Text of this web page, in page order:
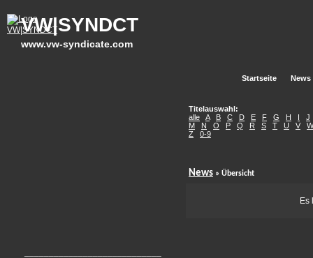
VW|SYNDCT
www.vw-syndicate.com
Startseite News
Titelauswahl:
alle
A B C D E F G H I
J
M
N O P Q R S T U V
W
Z
0-9
News » Übersicht
Es